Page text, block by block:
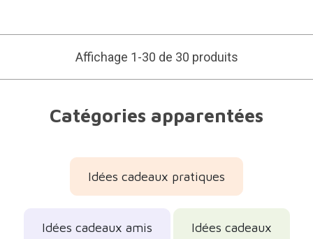
Affichage 1-30 de 30 produits
Catégories apparentées
Idées cadeaux pratiques
Idées cadeaux amis Idées cadeaux